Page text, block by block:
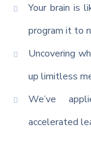
Your brain is
program it to
Uncovering
up limitless
We’ve
accelerated